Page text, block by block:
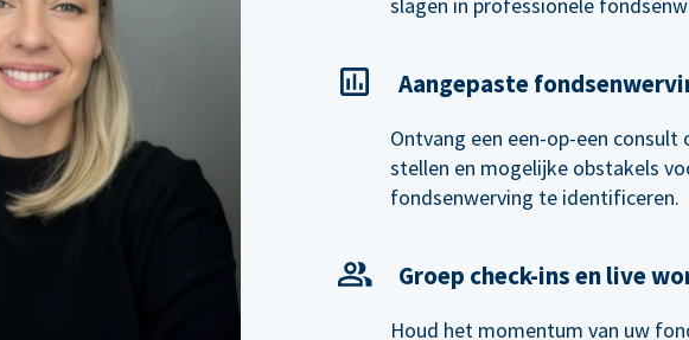
Aangepaste
Ontvang een een-op-een
stellen en mogelijke obstakels
fondsenwerving te identificeren.
Groep check-ins en live
Houd het momentum van uw